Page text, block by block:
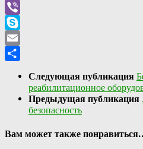
WhatsApp
Viber
Skype
Email
Следующая публикация
реабилитационное
Предыдущая публикация
безопасность
Вам может также